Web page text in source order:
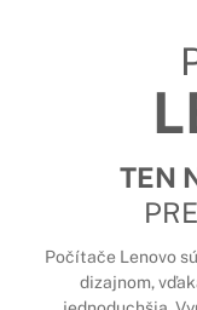
TEN
Počítače Lenovo
dizajnom,